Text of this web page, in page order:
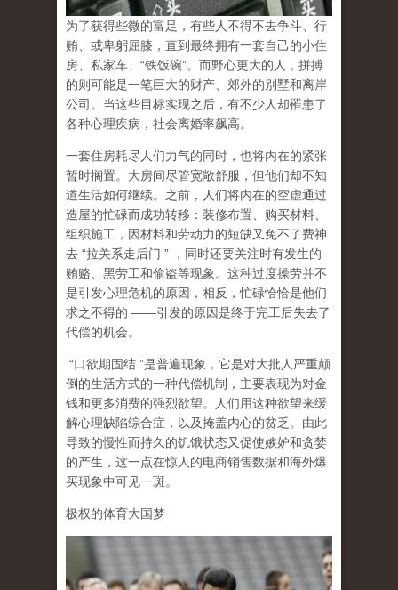
为了获得些微的富足，有些人不得不去争斗、行
贿、或卑躬屈膝，直到最终拥有一套自己的小住
房、私家车、 “铁饭碗”。而野心更大的人，拼搏
的则可能是一笔巨大的财产、郊外的别墅和离岸
公司。当这些目标实现之后，有不少人却罹患了
各种心理疾病，社会离婚率飙高。
一套住房耗尽人们力气的同时，也将内在的紧张
暂时搁置。大房间尽管宽敞舒服，但他们却不知
道生活如何继续。之前，人们将内在的空虚通过
造屋的忙碌而成功转移：装修布置、购买材料、
组织施工，因材料和劳动力的短缺又免不了费神
去 “拉关系走后门 ”
，同时还要关注时有发生的
贿赂、黑劳工和偷盗等现象。这种过度操劳并不
是引发心理危机的原因，相反，忙碌恰恰是他们
求之不得的 ——引发的原因是终于完工后失去了
代偿的机会。
“口欲期固结 ”是普遍现象，它是对大批人严重颠
倒的生活方式的一种代偿机制，主要表现为对金
钱和更多消费的强烈欲望。人们用这种欲望来缓
解心理缺陷综合症，以及掩盖内心的贫乏。由此
导致的慢性而持久的饥饿状态又促使嫉妒和贪婪
的产生，这一点在惊人的电商销售数据和海外爆
买现象中可见一斑。
极权的体育大国梦